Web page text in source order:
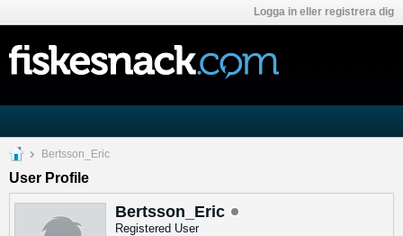
Logga in eller registrera dig
Bertsson_Eric
User Profile
Bertsson_Eric
Registered User